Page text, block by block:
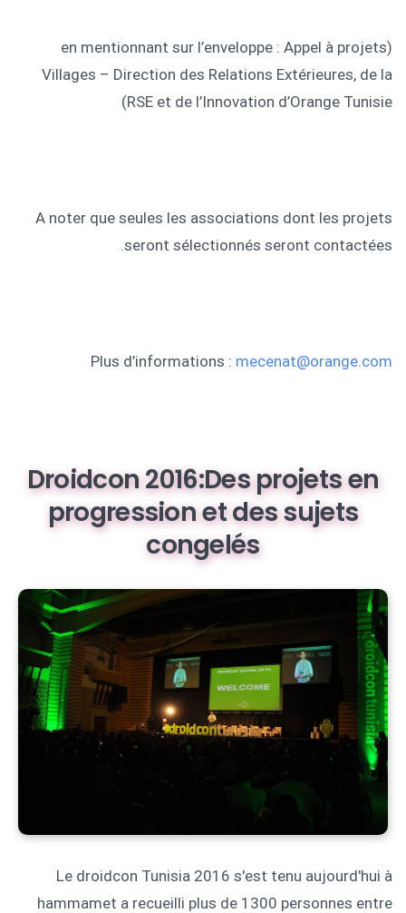
(en mentionnant sur l’enveloppe : Appel à projets
Villages – Direction des Relations Extérieures, de la
RSE et de l’Innovation d’Orange Tunisie)
A noter que seules les associations dont les projets
seront sélectionnés seront contactées.
Plus d’informations : mecenat@orange.com
Droidcon 2016:Des projets en
progression et des sujets
congelés
Le droidcon Tunisia 2016 s'est tenu aujourd'hui à
hammamet a recueilli plus de 1300 personnes entre